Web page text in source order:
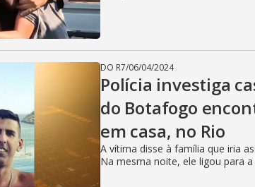
DO R7/06/04/2024
Polícia investiga
do Botafogo
em casa, no Rio
A vítima disse à família que iria
Na mesma noite, ele ligou para